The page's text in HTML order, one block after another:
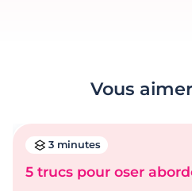
Vous
3 minutes
5 trucs pour oser